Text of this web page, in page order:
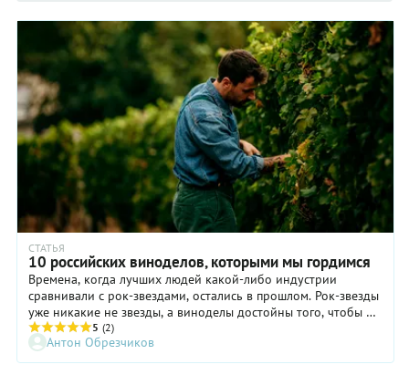
СТАТЬЯ
10 российских виноделов, которыми мы гордимся
Времена, когда лучших людей какой-либо индустрии
сравнивали с рок-звездами, остались в прошлом. Рок-звезды
уже никакие не звезды, а виноделы достойны того, чтобы их
знали в лицо за их вина.
5 (2)
Антон Обрезчиков